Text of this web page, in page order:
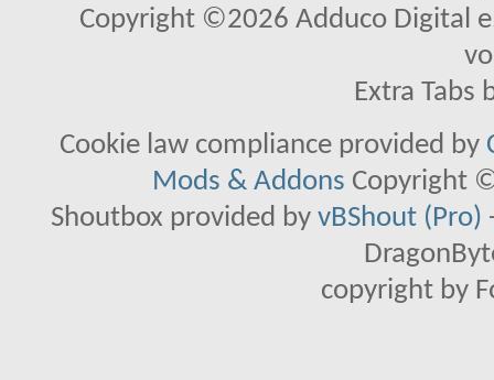
Copyright ©2026 Adduco Digital
Extra Tabs
Cookie law compliance provided by
Mods & Addons Copyright
Shoutbox provided by vBShout (Pro)
copyright by